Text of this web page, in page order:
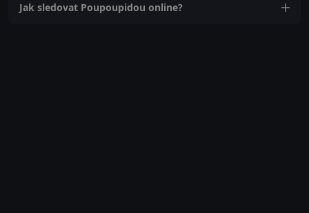
Jak sledovat Poupoupidou online?